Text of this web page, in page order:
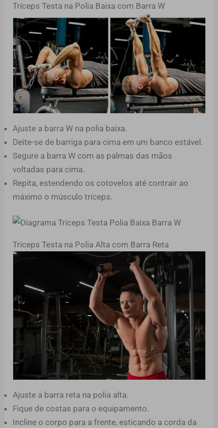
Tríceps Testa na Polia Baixa com Barra W
Ajuste a barra W na polia baixa.
Deite-se de barriga para cima em um banco estável.
Segure a barra W com as palmas das mãos
voltadas para cima.
Repita, estendendo os cotovelos até contrair ao
máximo o músculo tríceps.
Tríceps Testa na Polia Alta com Barra Reta
Ajuste a barra reta na polia alta.
Fique de costas para o equipamento.
Incline o corpo para a frente, esticando a corda da